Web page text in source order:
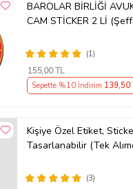
BAROLAR BİRLİĞİ
CAM STİCKER 2 Lİ
(1)
155,00 TL
Sepette %10 İndirim 139,50
Kişiye Özel Etiket,
Tasarlanabilir (Tek
(3)